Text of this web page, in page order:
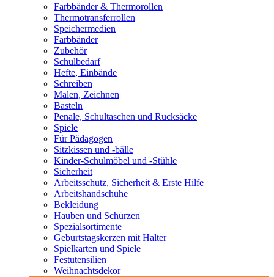
Farbbänder & Thermorollen
Thermotransferrollen
Speichermedien
Farbbänder
Zubehör
Schulbedarf
Hefte, Einbände
Schreiben
Malen, Zeichnen
Basteln
Penale, Schultaschen und Rucksäcke
Spiele
Für Pädagogen
Sitzkissen und -bälle
Kinder-Schulmöbel und -Stühle
Sicherheit
Arbeitsschutz, Sicherheit & Erste Hilfe
Arbeitshandschuhe
Bekleidung
Hauben und Schürzen
Spezialsortimente
Geburtstagskerzen mit Halter
Spielkarten und Spiele
Festutensilien
Weihnachtsdekor